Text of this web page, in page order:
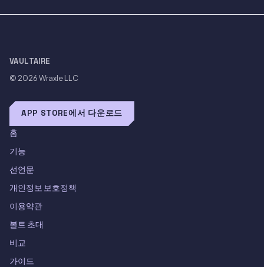
VAULTAIRE
© 2026Wraxle LLC
APP STORE에서 다운로드
홈
기능
선언문
개인정보 보호정책
이용약관
볼트 초대
비교
가이드